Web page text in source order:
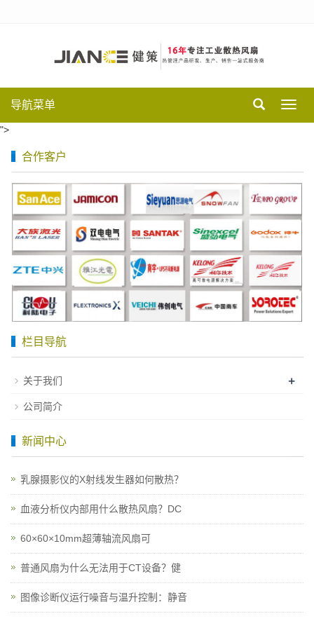
导航菜单
">
合作客户
栏目导航
关于我们 +
公司简介
新闻中心
乳腺摄影仪的X射线发生器如何散热？
血液分析仪内部用什么散热风扇？DC
60×60×10mm超薄轴流风扇可
普通风扇为什么无法用于CT设备？健
图像诊断仪运行噪音与温升控制：静音